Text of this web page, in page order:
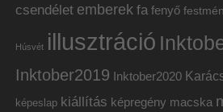
csendélet emberek fa fenyő
Húsvét illusztráció
Inktober2019 Inktober2020
képeslap kiállítás képregény macska